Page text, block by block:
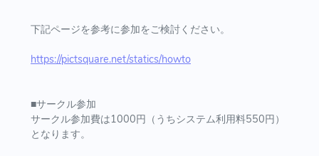
下記ページを参考に参加をご検討ください。
https://pictsquare.net/statics/howto
■サークル参加
サークル参加費は1000円（うちシステム利用料550円）
となります。